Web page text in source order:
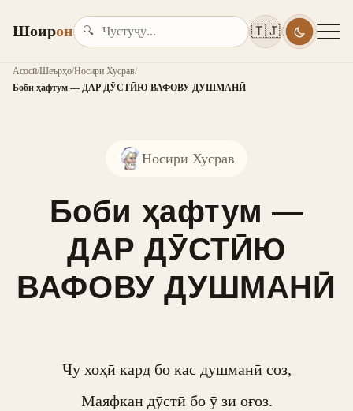
Шоирон 🔍 🇹🇯
Асосӣ/Шеърҳо/Носири Хусрав/
Боби ҳафтум — ДАР ДӮСТӢЮ ВАФОВУ ДУШМАНӢ
Носири Хусрав
Боби ҳафтум —
ДАР ДӮСТӢЮ
ВАФОВУ ДУШМАНӢ
Чу хоҳӣ кард бо кас душманӣ соз,
Маяфкан дӯстӣ бо ӯ зи оғоз.